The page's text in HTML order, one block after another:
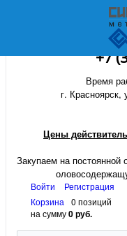
+7
Время
г.
Цены
Закупаем на
Войти
Регистрация
Корзина
0 позиций
на сумму0 руб.